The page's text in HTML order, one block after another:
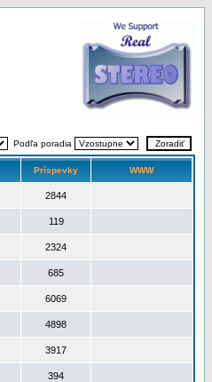
Podľa poradia
Príspevky WWW
2844
119
2324
685
6069
4898
3917
394